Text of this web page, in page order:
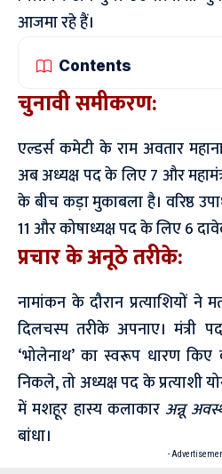
आजमा रहे हैं।
Contents
चुनावी समीकरण:
एल्डर्स कमेटी के राम अवतार
अब अध्यक्ष पद के लिए 7 और
के बीच कड़ा मुकाबला है। वरिष्ठ
11 और कोषाध्यक्ष पद के लिए 6
प्रचार के अनूठे तरीके:
नामांकन के दौरान प्रत्याशियों
दिलचस्प तरीके अपनाए। मंत्री
‘भोलेनाथ’ का स्वरूप धारण
निकले, तो अध्यक्ष पद के प्रत्याशी
में मशहूर हास्य कलाकारअन्नू
बांधा।
-